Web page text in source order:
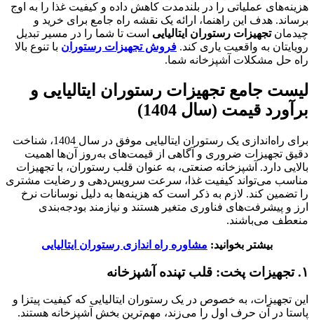
هزینه‌های عملیاتی را در بلندمدت کاهش داده و کیفیت غذا را به اوج
برساند. هدف این راهنما، ارائه یک نقشه راه جامع برای خرید و
چیدمانتجهیزات رستوران ایتالیایی است تا شما را در مسیر تبدیل
رویایتان به واقعیت یاری کند. فروش تجهیزات رستوران با تنوع بالا
راه حل مشکلات آشپزخانه شما.
لیست جامع تجهیزات رستوران ایتالیایی و
برآورد قیمت (سال 1404)
برای راه‌اندازی یک رستوران ایتالیایی موفق در سال 1404، شناخت
دقیق تجهیزات ضروری و آگاهی از قیمت‌های به‌روز آن‌ها اهمیت
بالایی دارد. آشپزخانه صنعتی، به عنوان قلب رستوران، با تجهیزات
مناسب می‌تواند کیفیت غذا، سرعت سرویس‌دهی و رضایت مشتری
را تضمین کند. لازم به ذکر است که هزینه‌ها به دلیل نوسانات نرخ
ارز و پیشرفت‌های فناوری متغیر هستند و نیازمند بودجه‌بندی
منعطف می‌باشند.
بیشتر بخوانید: مشاوره راه اندازی رستوران ایتالیایی
۱. تجهیزات پخت: قلب تپنده آشپزخانه
این تجهیزات، به خصوص در یک رستوران ایتالیایی که کیفیت پیتزا و
پاستا در آن حرف اول را می‌زند، مهم‌ترین بخش آشپزخانه هستند.